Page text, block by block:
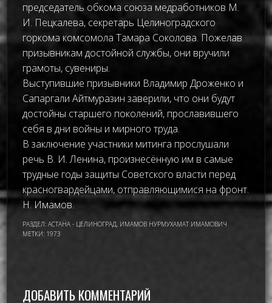
председатель обкома союза медработников М.
И. Пецкалева, секретарь Целиноградского
горкома комсомола Тамара Соколова. Пожелав
призывникам достойной службы, они вручили
грамоты, сувениры.
Выступившие призывники Владимир Дроженко и
Сапаргали Айтмуразин заверили, что они будут
достойны старшего поколений, прославившего
себя в дни войны и мирного труда.
В заключение участники митинга прослушали
речь В. И. Ленина, произнесённую им в самые
трудные годы защиты Советского власти перед
красногвардейцами, отправляющимися на фронт.
Н. Имамов.
РАЗДЕЛ:АСТАНА - ЦЕЛИНОГРАД, ИМАМОВ НУРМУХАМАТ ИМАМОВИЧ
МЕТКИ: 1973
ДОБАВИТЬ КОММЕНТАРИЙ